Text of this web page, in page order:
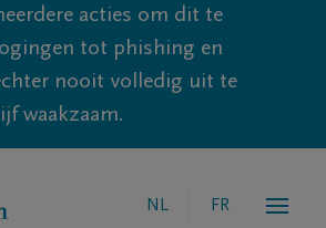
acties om dit te
tot phishing en
nooit volledig uit te
waakzaam.
NL FR